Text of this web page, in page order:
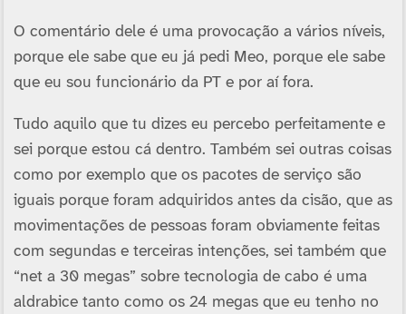
O comentário dele é uma provocação a vários ní­veis,
porque ele sabe que eu já pedi Meo, porque ele sabe
que eu sou funcionário da PT e por aí­ fora.
Tudo aquilo que tu dizes eu percebo perfeitamente e
sei porque estou cá dentro. Também sei outras coisas
como por exemplo que os pacotes de serviço são
iguais porque foram adquiridos antes da cisão, que as
movimentações de pessoas foram obviamente feitas
com segundas e terceiras intenções, sei também que
“net a 30 megas” sobre tecnologia de cabo é uma
aldrabice tanto como os 24 megas que eu tenho no